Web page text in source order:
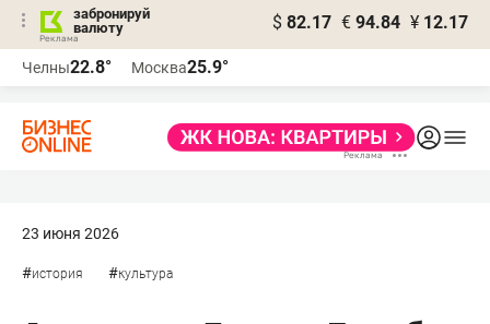
забронируй
валюту
$ 82.17 € 94.84 ¥ 12.17
Челны22.8° Москва25.9°
23 июня 2026
#история #культура